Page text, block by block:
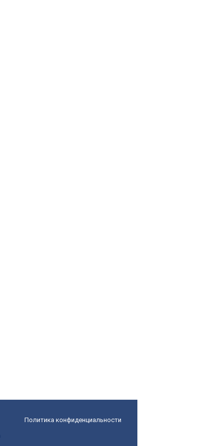
Политика конфиденциальности